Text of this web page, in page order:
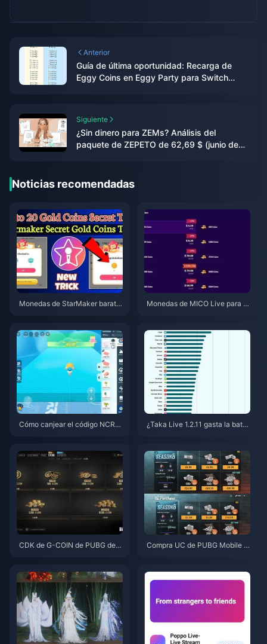
Anterior
Guía de última oportunidad: Recarga de
Eggy Coins en Eggy Party para Switch
Siguiente
¿Sin dinero para ZEMs? Análisis del
paquete de ZEPETO de 62,69 $ (junio de
Noticias recomendadas
Monedas de StarMaker barata
ento)
Monedas de MICO Live para M
Cómo canjear el código NCRC
¿Taka Live 1.2.11 gasta la bater
ausas y soluciones
CDK de G-COIN de PUBG de j
43?
Compra UC de PUBG Mobile b
6): costes, mejores paquetes y
recarga segura